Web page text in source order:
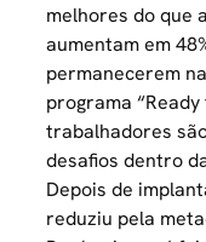
melhores do que
aumentam em
permanecerem
programa
trabalhadores
desafios dentro
Depois de
reduziu pela